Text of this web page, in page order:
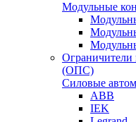
Модульные
Ограничители
(ОПС)
Силовые
ABB
IEK